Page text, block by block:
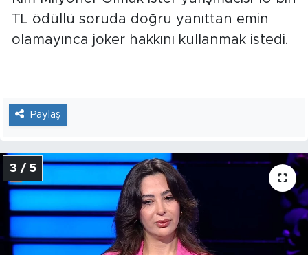
TL ödüllü soruda doğru yanıttan emin
olamayınca joker hakkını kullanmak istedi.
Paylaş
3 / 5